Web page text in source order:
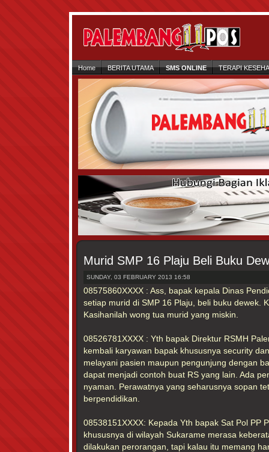
Home BERITA UTAMA SMS ONLINE TERAPI
Murid SMP 16 Plaju Beli Buku
SUNDAY, 03 FEBRUARY 2013 16:58
08575860XXXX : Ass, bapak kepala Dinas
setiap murid di SMP 16 Plaju, beli buku dewek.
Kasihanilah wong tua murid yang miskin.
08526781XXXX : Yth bapak Direktur RSMH
kembali karyawan bapak khususnya security
melayani pasien maupun pengunjung dengan
dapat menjadi contoh buat RS yang lain. Ada
nyaman. Perawatnya yang seharusnya sopan
berpendidikan.
08538151XXXX: Kepada Yth bapak Sat Pol PP
khususnya di wilayah Sukarame merasa
dilakukan perorangan, tapi kalau itu memang